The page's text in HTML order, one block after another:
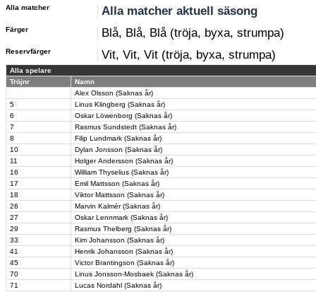
Alla matcher Alla matcher aktuell säsong
Färger Blå, Blå, Blå (tröja, byxa, strumpa)
Reservfärger Vit, Vit, Vit (tröja, byxa, strumpa)
Alla spelare
Tröjnr
Namn
Alex Olsson (Saknas år)
5
Linus Klingberg (Saknas år)
6
Oskar Löwenborg (Saknas år)
7
Rasmus Sundstedt (Saknas år)
8
Filip Lundmark (Saknas år)
10
Dylan Jonsson (Saknas år)
11
Holger Andersson (Saknas år)
16
William Thyselius (Saknas år)
17
Emil Mattsson (Saknas år)
18
Viktor Mattsson (Saknas år)
26
Marvin Kalmér (Saknas år)
27
Oskar Lennmark (Saknas år)
29
Rasmus Thelberg (Saknas år)
33
Kim Johansson (Saknas år)
41
Henrik Johansson (Saknas år)
45
Victor Brantingson (Saknas år)
70
Linus Jonsson-Mosbaek (Saknas år)
71
Lucas Nordahl (Saknas år)